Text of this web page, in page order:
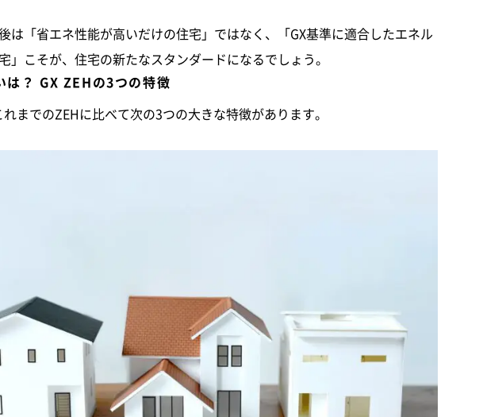
は「省エネ性能が高いだけの住宅」ではなく、「GX基準に適合したエネル
」こそが、住宅の新たなスタンダードになるでしょう。
は？ GX ZEHの3つの特徴
れまでのZEHに比べて次の3つの大きな特徴があります。